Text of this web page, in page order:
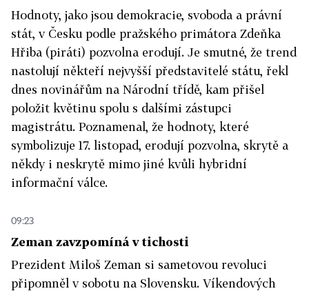
Hodnoty, jako jsou demokracie, svoboda a právní
stát, v Česku podle pražského primátora Zdeňka
Hřiba (piráti) pozvolna erodují. Je smutné, že trend
nastolují někteří nejvyšší představitelé státu, řekl
dnes novinářům na Národní třídě, kam přišel
položit květinu spolu s dalšími zástupci
magistrátu. Poznamenal, že hodnoty, které
symbolizuje 17. listopad, erodují pozvolna, skrytě a
někdy i neskrytě mimo jiné kvůli hybridní
informační válce.
09:23
Zeman zavzpomíná v tichosti
Prezident Miloš Zeman si sametovou revoluci
připomněl v sobotu na Slovensku. Víkendových